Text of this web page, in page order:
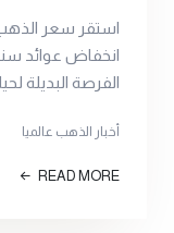
استقر سعر
انخفاض عوائد
الفرصة البديلة
أخبار الذهب عالميا
READ MORE